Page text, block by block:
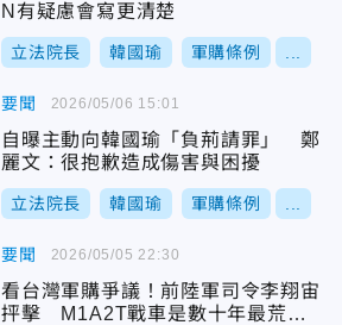
N有疑慮會寫更清楚
立法院長 韓國瑜 軍購條例
要聞
自曝主動向韓國瑜「負荊請罪」 鄭
麗文：很抱歉造成傷害與困擾
立法院長 韓國瑜 軍購條例
2026/05/06 15:01
要聞
看台灣軍購爭議！前陸軍司令李翔宙
抨擊 M1A2T戰車是數十年最荒謬
2026/05/05 22:30